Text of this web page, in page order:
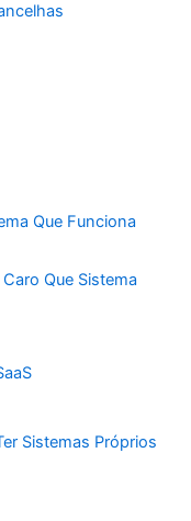
Que Funciona
Que Sistema
Sistemas Próprios